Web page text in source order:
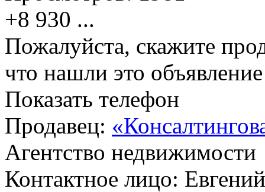
+8 930 ...
Пожалуйста, скажите
что нашли это
Показать телефон
Продавец:
Агентство недвижимости
Контактное лицо: Евгений